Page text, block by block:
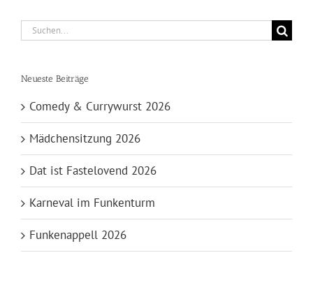
Suche
nach:
Neueste Beiträge
Comedy & Currywurst 2026
Mädchensitzung 2026
Dat ist Fastelovend 2026
Karneval im Funkenturm
Funkenappell 2026